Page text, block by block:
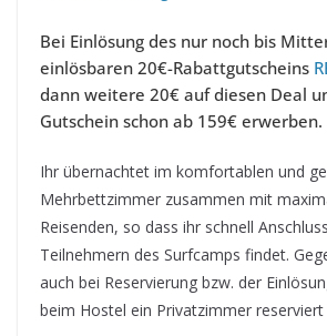
Bei Einlösung des nur noch bis
einlösbaren 20€-Rabattgutscheins
dann weitere 20€ auf diesen Deal
Gutschein schon ab 159€ erwerben.
Ihr übernachtet im komfortablen und
Mehrbettzimmer zusammen mit
Reisenden, so dass ihr schnell
Teilnehmern des Surfcamps findet.
auch bei Reservierung bzw. der
beim Hostel ein Privatzimmer reserviert